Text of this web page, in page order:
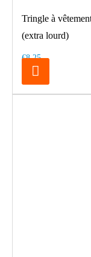
Tringle à
(extra lourd)
€8.25